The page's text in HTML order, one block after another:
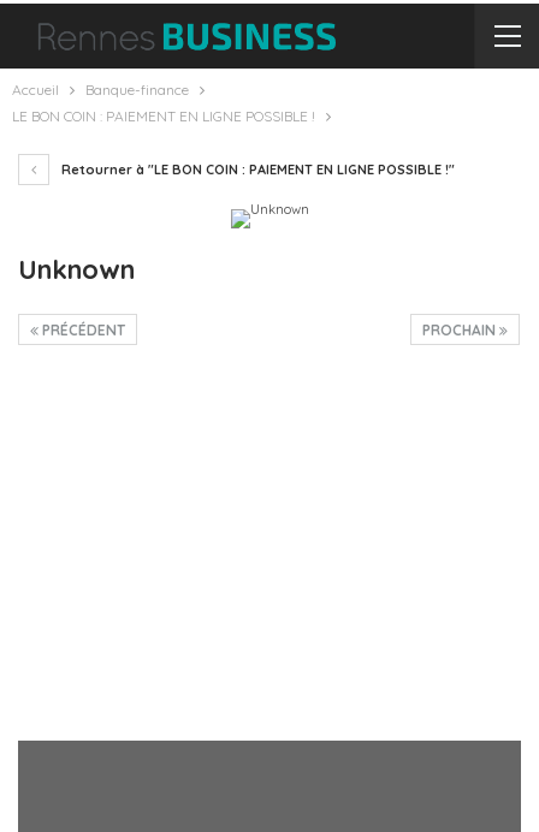
Accueil
Banque-finance
LE BON COIN : PAIEMENT EN LIGNE POSSIBLE !
Retourner à "LE BON COIN : PAIEMENT EN LIGNE POSSIBLE !"
Unknown
PROCHAIN
PRÉCÉDENT